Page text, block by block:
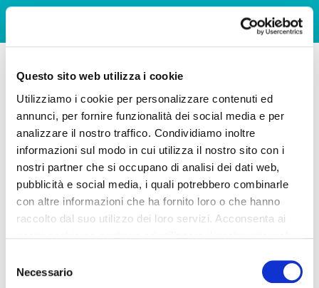
Questo sito web utilizza i cookie
Utilizziamo i cookie per personalizzare contenuti ed
annunci, per fornire funzionalità dei social media e per
analizzare il nostro traffico. Condividiamo inoltre
informazioni sul modo in cui utilizza il nostro sito con i
nostri partner che si occupano di analisi dei dati web,
pubblicità e social media, i quali potrebbero combinarle
con altre informazioni che ha fornito loro o che hanno
raccolto dal suo utilizzo dei loro servizi. Acconsenta ai
delNecessario